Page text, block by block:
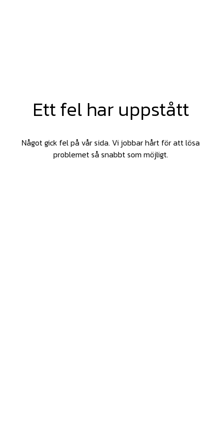
Ett fel har uppstått
Något gick fel på vår sida. Vi jobbar hårt för att lösa
problemet så snabbt som möjligt.